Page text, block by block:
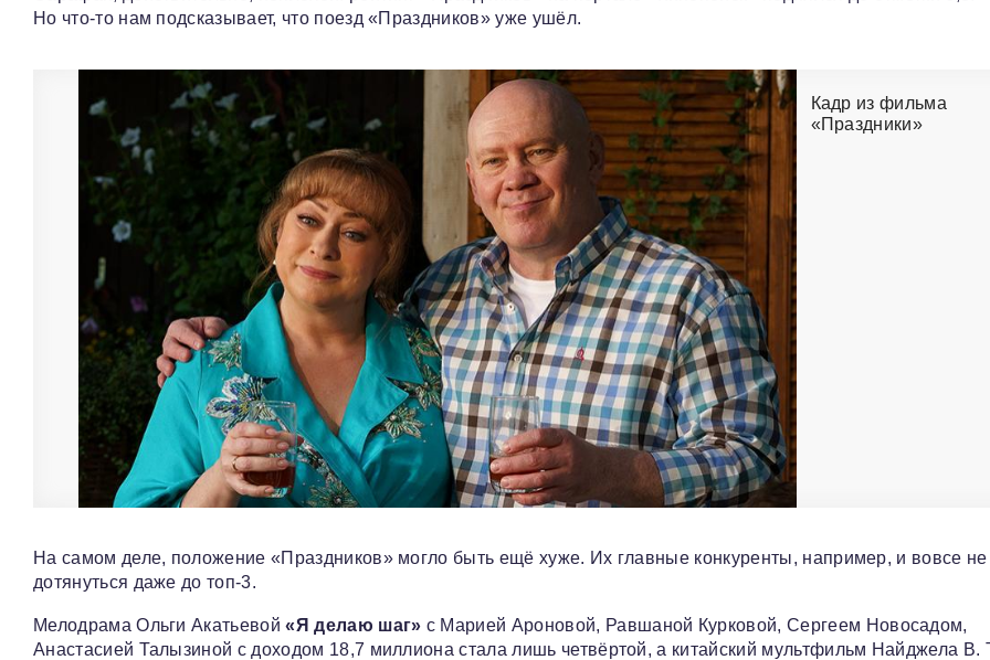
Но что‑то нам подсказывает, что поезд «Праздников» уже ушёл.
Кадр из фильма
«Праздники»
На самом деле, положение «Праздников» могло быть ещё хуже. Их главные конкуренты, например, и вовсе не
дотянуться даже до топ‑3.
Мелодрама Ольги Акатьевой«Я делаю шаг» с Марией Ароновой, Равшаной Курковой, Сергеем Новосадом,
Анастасией Талызиной с доходом 18,7 миллиона стала лишь четвёртой, а китайский мультфильм Найджела В.